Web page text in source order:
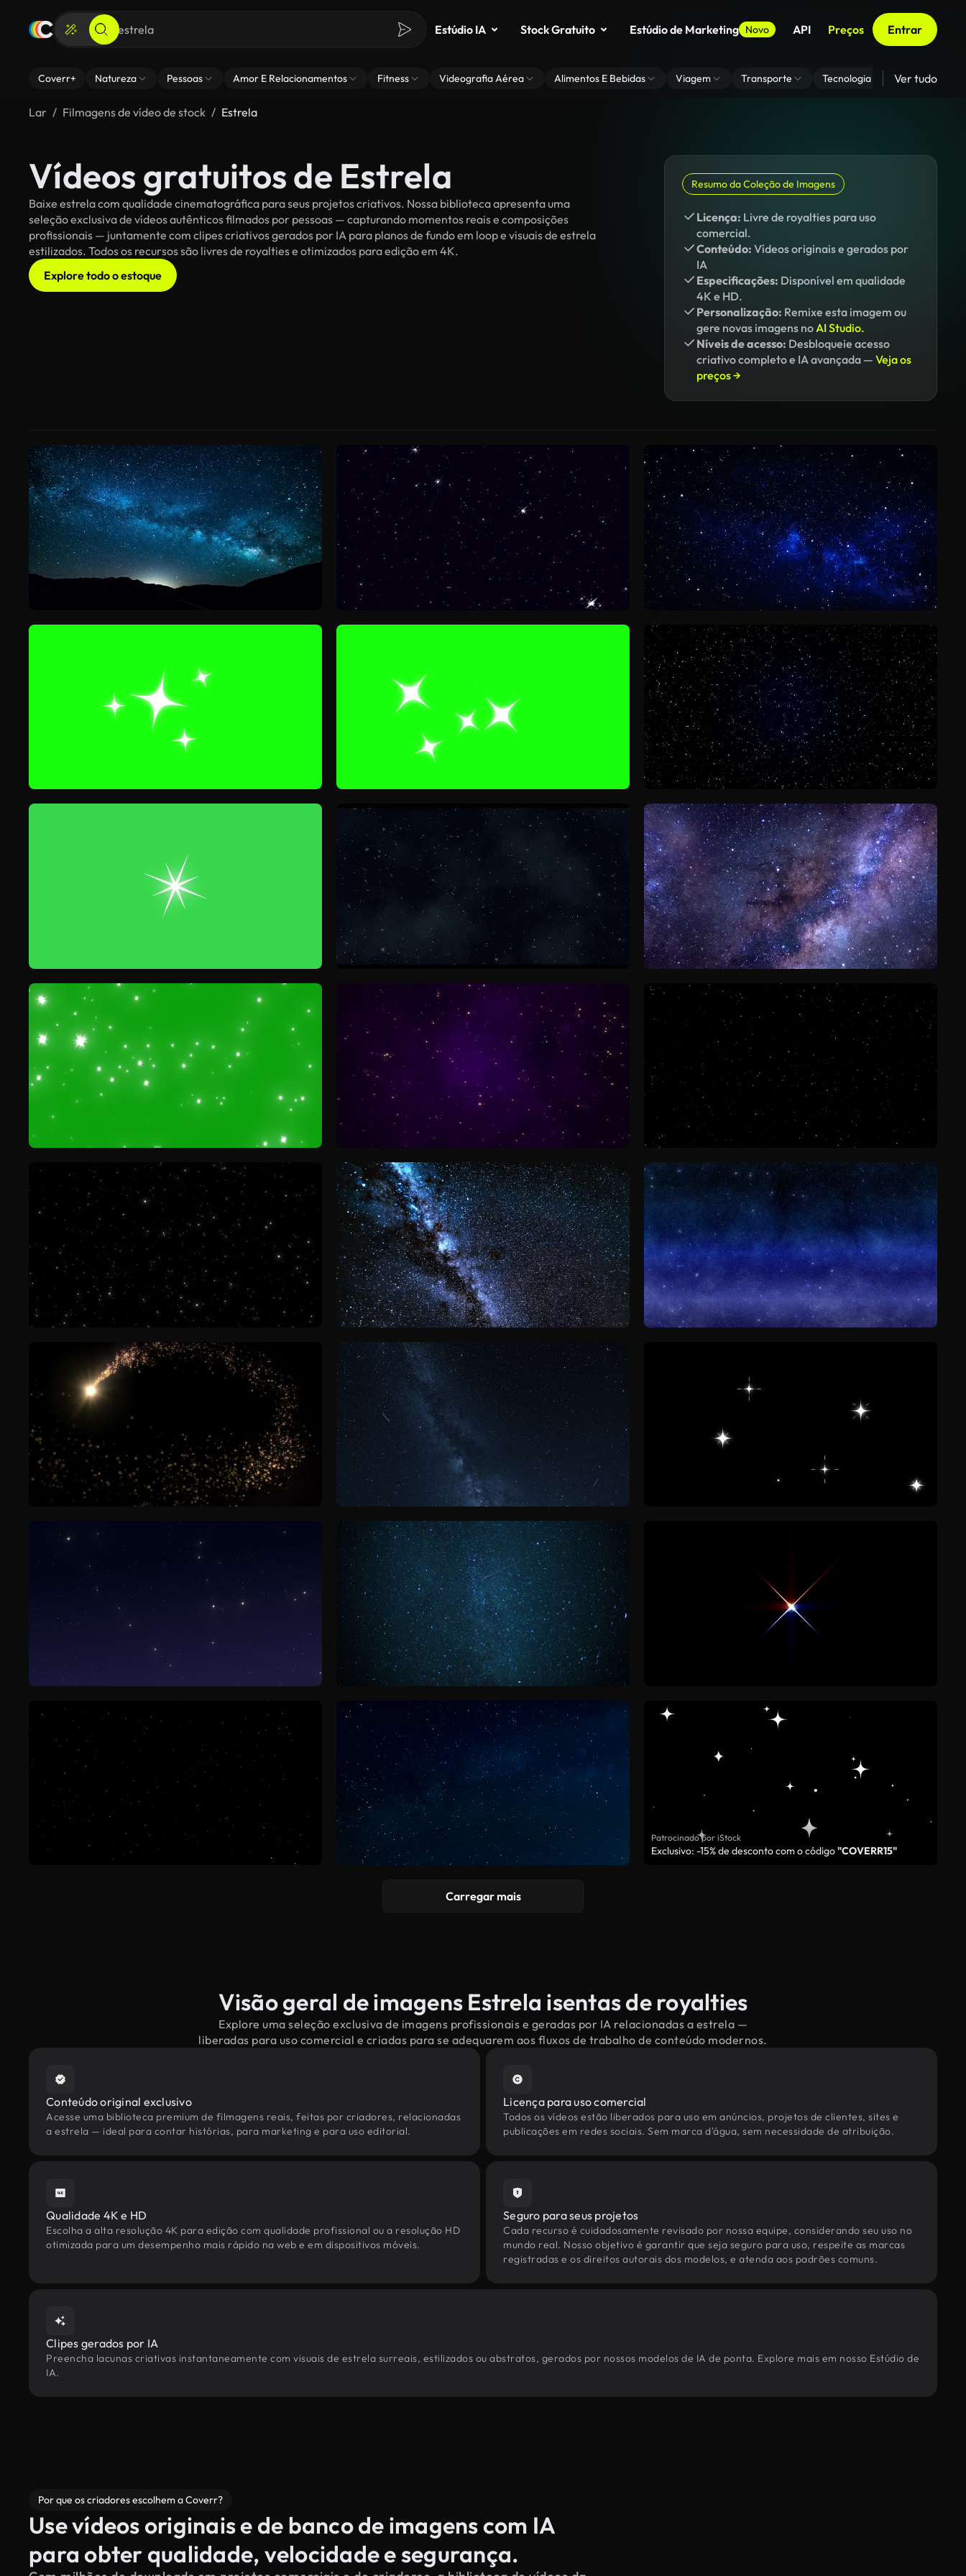
Estúdio IA Stock Gratuito Estúdio de Marketing Novo API Preços Entrar
Coverr+ Natureza Pessoas Amor E Relacionamentos Fitness Videografia Aérea Alimentos E Bebidas Viagem Transporte Tecnologia Zoom De
Ver tudo
Lar Filmagens de vídeo de stock Estrela
Vídeos gratuitos de Estrela
Baixe estrela com qualidade cinematográfica para seus projetos criativos. Nossa biblioteca apresenta uma
seleção exclusiva de vídeos autênticos filmados por pessoas — capturando momentos reais e composições
profissionais — juntamente com clipes criativos gerados por IA para planos de fundo em loop e visuais de estrela
estilizados. Todos os recursos são livres de royalties e otimizados para edição em 4K.
Explore todo o estoque
Resumo da Coleção de Imagens
Licença: Livre de royalties para uso
comercial.
Conteúdo: Vídeos originais e gerados por
IA
Especificações: Disponível em qualidade
4K e HD.
Personalização: Remixe esta imagem ou
gere novas imagens noAI Studio.
Níveis de acesso: Desbloqueie acesso
criativo completo e IA avançada — Veja os
preços →
Patrocinado por iStock
Exclusivo: -15% de desconto com o código"COVERR15"
Carregar mais
Visão geral de imagens Estrela isentas de royalties
Explore uma seleção exclusiva de imagens profissionais e geradas por IA relacionadas a estrela —
liberadas para uso comercial e criadas para se adequarem aos fluxos de trabalho de conteúdo modernos.
Conteúdo original exclusivo
Acesse uma biblioteca premium de filmagens reais, feitas por criadores, relacionadas
a estrela — ideal para contar histórias, para marketing e para uso editorial.
Licença para uso comercial
Todos os vídeos estão liberados para uso em anúncios, projetos de clientes, sites e
publicações em redes sociais. Sem marca d'água, sem necessidade de atribuição.
Qualidade 4K e HD
Escolha a alta resolução 4K para edição com qualidade profissional ou a resolução HD
otimizada para um desempenho mais rápido na web e em dispositivos móveis.
Seguro para seus projetos
Cada recurso é cuidadosamente revisado por nossa equipe, considerando seu uso no
mundo real. Nosso objetivo é garantir que seja seguro para uso, respeite as marcas
registradas e os direitos autorais dos modelos, e atenda aos padrões comuns.
Clipes gerados por IA
Preencha lacunas criativas instantaneamente com visuais de estrela surreais, estilizados ou abstratos, gerados por nossos modelos de IA de ponta. Explore mais em nosso Estúdio de
IA.
Por que os criadores escolhem a Coverr?
Use vídeos originais e de banco de imagens com IA
para obter qualidade, velocidade e segurança.